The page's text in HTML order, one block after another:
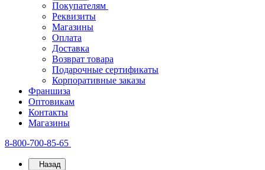
Покупателям
Реквизиты
Магазины
Оплата
Доставка
Возврат товара
Подарочные сертификаты
Корпоративные заказы
Франшиза
Оптовикам
Контакты
Магазины
8-800-700-85-65
Назад